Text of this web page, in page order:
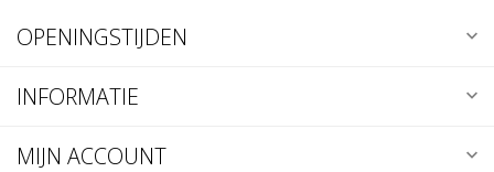
OPENINGSTIJDEN
INFORMATIE
MIJN ACCOUNT